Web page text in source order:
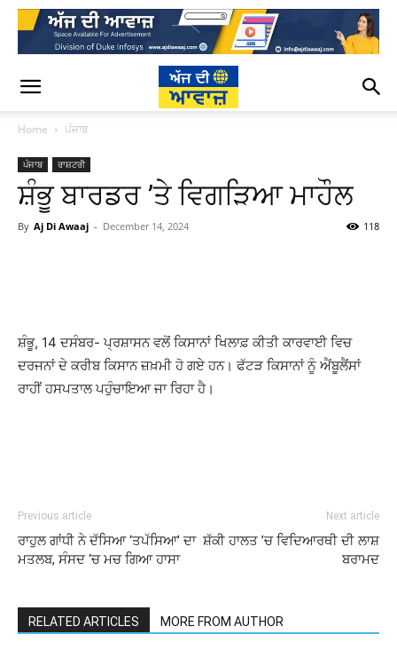
Home ਪੰਜਾਬ
ਪੰਜਾਬ ਰਾਸ਼ਟਰੀ
ਸ਼ੰਭੂ ਬਾਰਡਰ ’ਤੇ ਵਿਗੜਿਆ ਮਾਹੌਲ
By Aj Di Awaaj - December 14, 2024 118
ਸ਼ੰਭੂ, 14 ਦਸੰਬਰ- ਪ੍ਰਸ਼ਾਸਨ ਵਲੋਂ ਕਿਸਾਨਾਂ ਖਿਲਾਫ਼ ਕੀਤੀ ਕਾਰਵਾਈ ਵਿਚ
ਦਰਜਨਾਂ ਦੇ ਕਰੀਬ ਕਿਸਾਨ ਜ਼ਖ਼ਮੀ ਹੋ ਗਏ ਹਨ। ਫੱਟੜ ਕਿਸਾਨਾਂ ਨੂੰ ਐਂਬੂਲੈਂਸਾਂ
ਰਾਹੀਂ ਹਸਪਤਾਲ ਪਹੁੰਚਾਇਆ ਜਾ ਰਿਹਾ ਹੈ।
Previous article
ਰਾਹੁਲ ਗਾਂਧੀ ਨੇ ਦੱਸਿਆ ‘ਤਪੱਸਿਆ’ ਦਾ
ਮਤਲਬ, ਸੰਸਦ ‘ਚ ਮਚ ਗਿਆ ਹਾਸਾ
Next article
ਸ਼ੱਕੀ ਹਾਲਤ ’ਚ ਵਿਦਿਆਰਥੀ ਦੀ ਲਾਸ਼
ਬਰਾਮਦ
RELATED ARTICLES MORE FROM AUTHOR